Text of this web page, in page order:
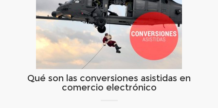
Qué son las conversiones asistidas en
comercio electrónico